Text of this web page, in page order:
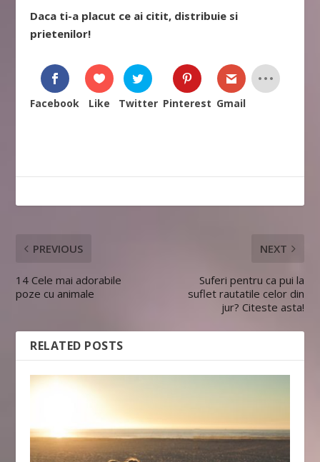
Daca ti-a placut ce ai citit, distribuie si
prietenilor!
Facebook Like Twitter Pinterest Gmail
PREVIOUS
14 Cele mai adorabile
poze cu animale
NEXT
Suferi pentru ca pui la
suflet rautatile celor din
jur? Citeste asta!
RELATED POSTS